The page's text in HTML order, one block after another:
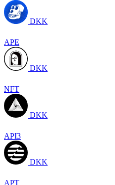
DKK
APE
DKK
NFT
DKK
API3
DKK
APT